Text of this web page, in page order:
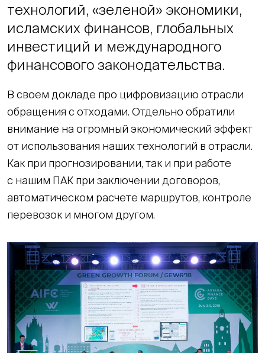
технологий, «зеленой» экономики,
исламских финансов, глобальных
инвестиций и международного
финансового законодательства.
В своем докладе про цифровизацию отрасли
обращения с отходами. Отдельно обратили
внимание на огромный экономический эффект
от использования наших технологий в отрасли.
Как при прогнозировании, так и при работе
с нашим ПАК при заключении договоров,
автоматическом расчете маршрутов, контроле
перевозок и многом другом.